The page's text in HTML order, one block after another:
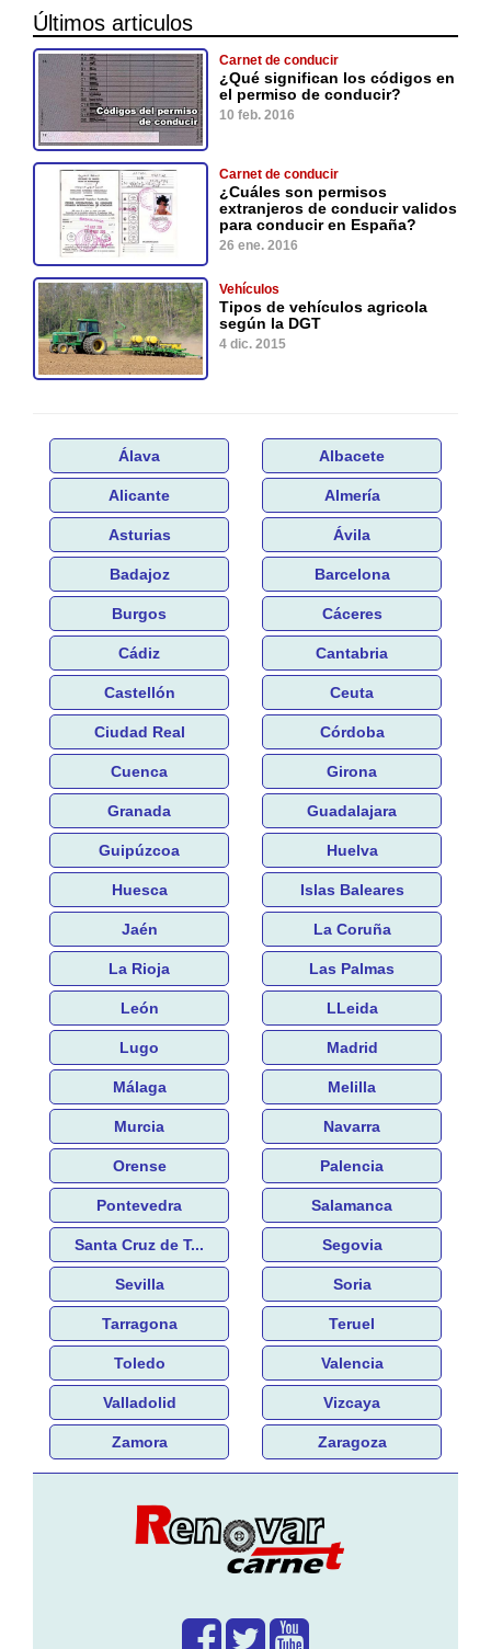
Últimos articulos
Carnet de conducir
¿Qué significan los códigos en
el permiso de conducir?
10 feb. 2016
Carnet de conducir
¿Cuáles son permisos
extranjeros de conducir validos
para conducir en España?
26 ene. 2016
Vehículos
Tipos de vehículos agricola
según la DGT
4 dic. 2015
Álava Albacete
Alicante Almería
Asturias Ávila
Badajoz Barcelona
Burgos Cáceres
Cádiz Cantabria
Castellón Ceuta
Ciudad Real Córdoba
Cuenca Girona
Granada Guadalajara
Guipúzcoa Huelva
Huesca Islas Baleares
Jaén La Coruña
La Rioja Las Palmas
León LLeida
Lugo Madrid
Málaga Melilla
Murcia Navarra
Orense Palencia
Pontevedra Salamanca
Santa Cruz de T... Segovia
Sevilla Soria
Tarragona Teruel
Toledo Valencia
Valladolid Vizcaya
Zamora Zaragoza